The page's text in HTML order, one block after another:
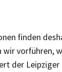
finden
vorführen,
der